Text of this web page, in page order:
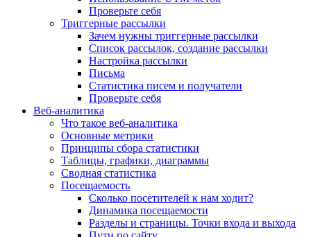
Проверьте себя
Триггерные рассылки
Зачем нужны триггерные рассылки
Список рассылок, создание рассылки
Настройка рассылки
Письма
Статистика писем и получатели
Проверьте себя
Веб-аналитика
Что такое веб-аналитика
Основные метрики
Принципы сбора статистики
Таблицы, графики, диаграммы
Сводная статистика
Посещаемость
Сколько посетителей к нам ходит?
Динамика посещаемости
Разделы и страницы. Точки входа и выхода